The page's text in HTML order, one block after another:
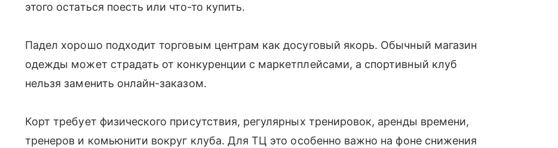
этого остаться поесть или что-то купить.
Падел хорошо подходит торговым центрам как досуговый якорь. Обычный магазин
одежды может страдать от конкуренции с маркетплейсами, а спортивный клуб
нельзя заменить онлайн-заказом.
Корт требует физического присутствия, регулярных тренировок, аренды времени,
тренеров и комьюнити вокруг клуба. Для ТЦ это особенно важно на фоне снижения